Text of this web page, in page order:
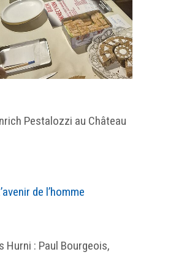
Pestalozzi au Château
de l’homme
: Paul Bourgeois,